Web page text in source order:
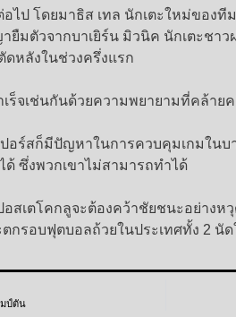
ไป โดยมาธิส เทล นักเตะใหม่ของที
มตัวจากบาเยิร์น มิวนิค นักเตะชาว
ดหลังในช่วงครึ่งแรก
เร็จเช่นกันด้วยความพยายามที่คล้าย
อร์สก็มีปัญหาในการควบคุมเกมในบ
ด้ ซึ่งพวกเขาไม่สามารถทำได้
สเตโคกลูจะต้องคว้าชัยชนะอย่างหวุ
กรอบฟุตบอลถ้วยในประเทศทั้ง 2 นั
ป์ตัน